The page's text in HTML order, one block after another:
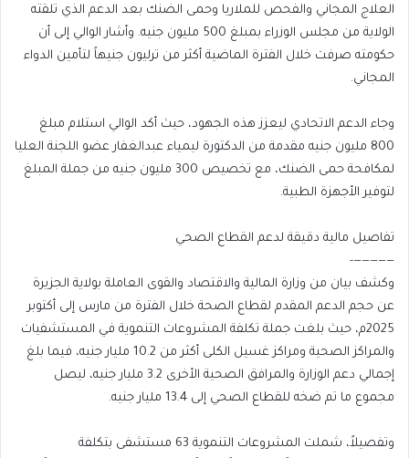
العلاج المجاني والفحص للملاريا وحمى الضنك بعد الدعم الذي تلقته
الولاية من مجلس الوزراء بمبلغ 500 مليون جنيه. وأشار الوالي إلى أن
حكومته صرفت خلال الفترة الماضية أكثر من ترليون جنيهاً لتأمين الدواء
المجاني.
وجاء الدعم الاتحادي ليعزز هذه الجهود، حيث أكد الوالي استلام مبلغ
800 مليون جنيه مقدمة من الدكتورة ليمياء عبدالغفار عضو اللجنة العليا
لمكافحة حمى الضنك، مع تخصيص 300 مليون جنيه من جملة المبلغ
لتوفير الأجهزة الطبية.
تفاصيل مالية دقيقة لدعم القطاع الصحي
—————-
وكشف بيان من وزارة المالية والاقتصاد والقوى العاملة بولاية الجزيرة
عن حجم الدعم المقدم لقطاع الصحة خلال الفترة من مارس إلى أكتوبر
2025م، حيث بلغت جملة تكلفة المشروعات التنموية في المستشفيات
والمراكز الصحية ومراكز غسيل الكلى أكثر من 10.2 مليار جنيه، فيما بلغ
إجمالي دعم الوزارة والمرافق الصحية الأخرى 3.2 مليار جنيه، ليصل
مجموع ما تم ضخه للقطاع الصحي إلى 13.4 مليار جنيه.
وتفصيلاً، شملت المشروعات التنموية 63 مستشفى بتكلفة